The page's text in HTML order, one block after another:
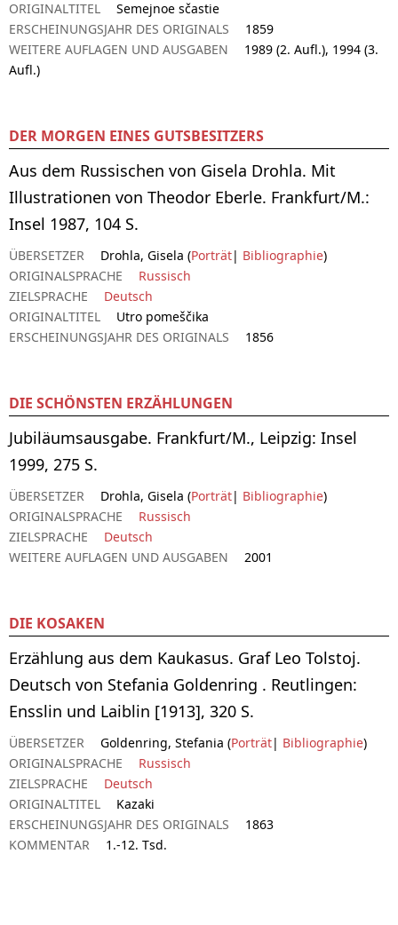
ORIGINALTITEL
Semejnoe sčastie
ERSCHEINUNGSJAHR DES ORIGINALS
1859
WEITERE AUFLAGEN UND AUSGABEN
1989 (2. Aufl.), 1994 (3.
Aufl.)
DER MORGEN EINES GUTSBESITZERS
Aus dem Russischen von Gisela Drohla. Mit
Illustrationen von Theodor Eberle. Frankfurt/M.:
Insel 1987, 104 S.
ÜBERSETZER Drohla, Gisela (Porträt| Bibliographie)
ORIGINALSPRACHE
Russisch
ZIELSPRACHE
Deutsch
ORIGINALTITEL
Utro pomeščika
ERSCHEINUNGSJAHR DES ORIGINALS
1856
DIE SCHÖNSTEN ERZÄHLUNGEN
Jubiläumsausgabe. Frankfurt/M., Leipzig: Insel
1999, 275 S.
ÜBERSETZER Drohla, Gisela (Porträt| Bibliographie)
ORIGINALSPRACHE
Russisch
ZIELSPRACHE
Deutsch
WEITERE AUFLAGEN UND AUSGABEN
2001
DIE KOSAKEN
Erzählung aus dem Kaukasus. Graf Leo Tolstoj.
Deutsch von Stefania Goldenring . Reutlingen:
Ensslin und Laiblin [1913], 320 S.
ÜBERSETZER Goldenring, Stefania (Porträt| Bibliographie)
ORIGINALSPRACHE
Russisch
ZIELSPRACHE
Deutsch
ORIGINALTITEL
Kazaki
ERSCHEINUNGSJAHR DES ORIGINALS
1863
KOMMENTAR
1.-12. Tsd.